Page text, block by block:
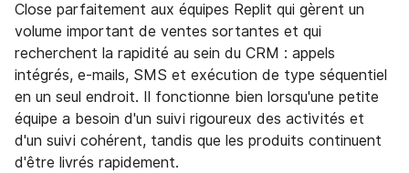
Close parfaitement aux équipes Replit qui gèrent un
volume important de ventes sortantes et qui
recherchent la rapidité au sein du CRM : appels
intégrés, e-mails, SMS et exécution de type séquentiel
en un seul endroit. Il fonctionne bien lorsqu'une petite
équipe a besoin d'un suivi rigoureux des activités et
d'un suivi cohérent, tandis que les produits continuent
d'être livrés rapidement.